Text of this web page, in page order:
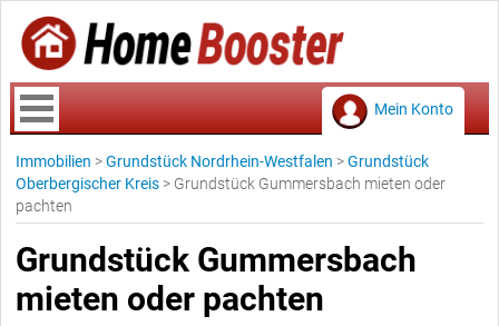
Mein Konto
Immobilien >Grundstück Nordrhein-Westfalen >Grundstück
Oberbergischer Kreis > Grundstück Gummersbach mieten oder
pachten
Grundstück Gummersbach
mieten oder pachten